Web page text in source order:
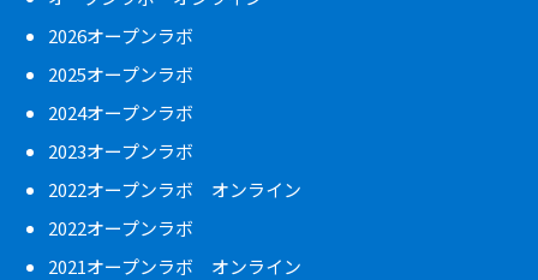
2026オープンラボ
2025オープンラボ
2024オープンラボ
2023オープンラボ
2022オープンラボ オンライン
2022オープンラボ
2021オープンラボ オンライン